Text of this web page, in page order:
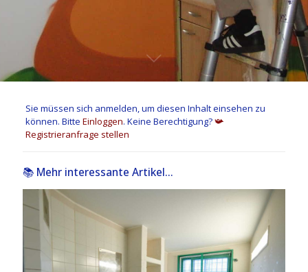
Sie müssen sich anmelden, um diesen Inhalt einsehen zu
können. Bitte Einloggen. Keine Berechtigung?📯
Registrieranfrage stellen
📚 Mehr interessante Artikel...